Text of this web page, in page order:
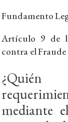
Fundamento
Artículo 9 de
contra el Fraude
mediante